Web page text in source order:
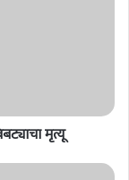
मृत्यू